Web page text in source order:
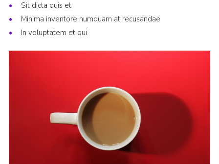
Sit dicta quis et
Minima inventore numquam at recusandae
In voluptatem et qui